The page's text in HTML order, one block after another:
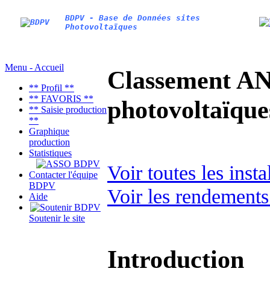
BDPV - Base de Données sites
Photovoltaïques
Menu - Accueil
** Profil **
** FAVORIS **
** Saisie production
**
Graphique
production
Statistiques
Contacter l'équipe
BDPV
Aide
Soutenir le site
Classement
Voir toutes les
Voir les
Introduction